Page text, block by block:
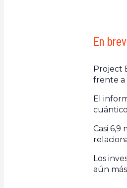
En
Project
frente a
El
Casi
Los
aún